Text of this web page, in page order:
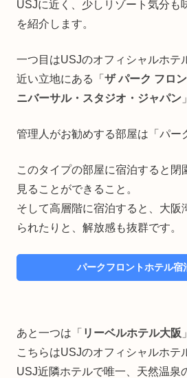
USJに近く、少しリゾート気分も
を紹介します。
一つ目はUSJのオフィシャルホテ
近い立地にある「 ザ パーク フロ
ニバーサル・スタジオ・ジャパン
管理人がお勧めする部屋は「パー
このタイプの部屋に宿泊すると閉
見ることができること。
そして高層階に宿泊すると、大阪
られたりと、解放感も抜群です。
パークフロントホテル宿
あと一つは「 リーベルホテル大阪
こちらはUSJのオフィシャルホテ
USJ近隣ホテルで唯一、天然温泉